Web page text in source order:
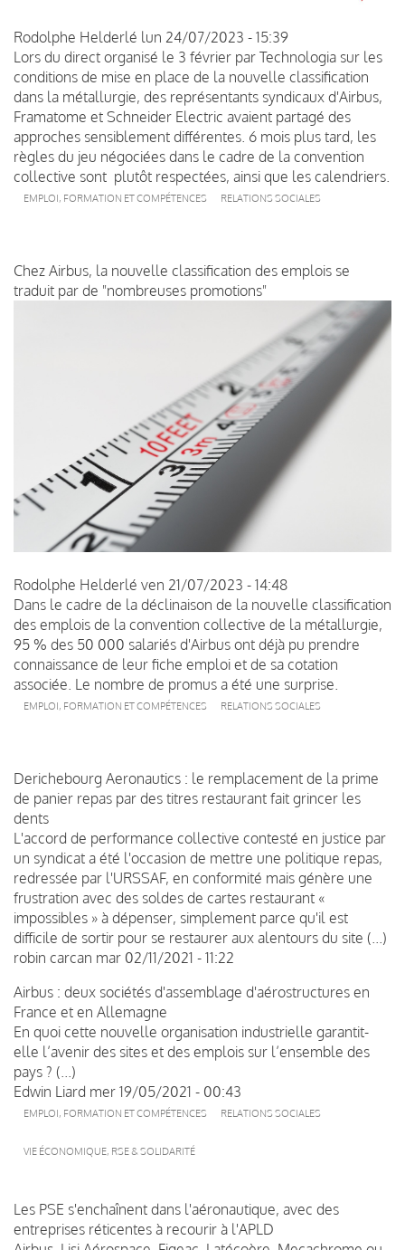
Rodolphe Helderlé lun 24/07/2023 - 15:39
Lors du direct organisé le 3 février par Technologia sur les
conditions de mise en place de la nouvelle classification
dans la métallurgie, des représentants syndicaux d'Airbus,
Framatome et Schneider Electric avaient partagé des
approches sensiblement différentes. 6 mois plus tard, les
règles du jeu négociées dans le cadre de la convention
collective sont plutôt respectées, ainsi que les calendriers.
EMPLOI, FORMATION ET COMPÉTENCES RELATIONS SOCIALES
Chez Airbus, la nouvelle classification des emplois se
traduit par de "nombreuses promotions"
Rodolphe Helderlé ven 21/07/2023 - 14:48
Dans le cadre de la déclinaison de la nouvelle classification
des emplois de la convention collective de la métallurgie,
95 % des 50 000 salariés d'Airbus ont déjà pu prendre
connaissance de leur fiche emploi et de sa cotation
associée. Le nombre de promus a été une surprise.
EMPLOI, FORMATION ET COMPÉTENCES RELATIONS SOCIALES
Derichebourg Aeronautics : le remplacement de la prime
de panier repas par des titres restaurant fait grincer les
dents
L'accord de performance collective contesté en justice par
un syndicat a été l'occasion de mettre une politique repas,
redressée par l'URSSAF, en conformité mais génère une
frustration avec des soldes de cartes restaurant «
impossibles » à dépenser, simplement parce qu'il est
difficile de sortir pour se restaurer aux alentours du site (...)
robin carcan mar 02/11/2021 - 11:22
Airbus : deux sociétés d'assemblage d'aérostructures en
France et en Allemagne
En quoi cette nouvelle organisation industrielle garantit-
elle l’avenir des sites et des emplois sur l’ensemble des
pays ? (...)
Edwin Liard mer 19/05/2021 - 00:43
EMPLOI, FORMATION ET COMPÉTENCES RELATIONS SOCIALES
VIE ÉCONOMIQUE, RSE & SOLIDARITÉ
Les PSE s'enchaînent dans l'aéronautique, avec des
entreprises réticentes à recourir à l'APLD